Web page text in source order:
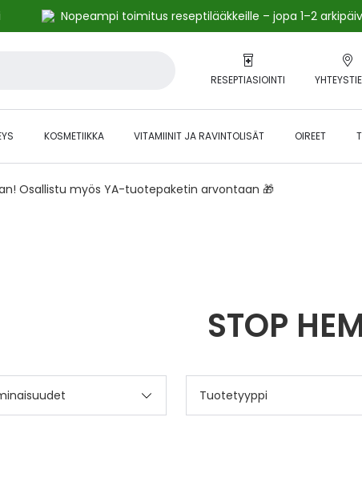
Nopeampi toimitus reseptilääkkeille – jopa 1–2
RESEPTIASIOINTI
KOSMETIIKKA VITAMIINIT JA RAVINTOLISÄT OIREET
Osallistu myös YA-tuotepaketin arvontaan 🎁
STOP
Tuotetyyppi